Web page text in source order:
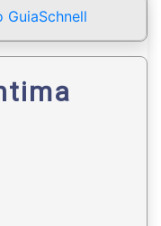
GuiaSchnell